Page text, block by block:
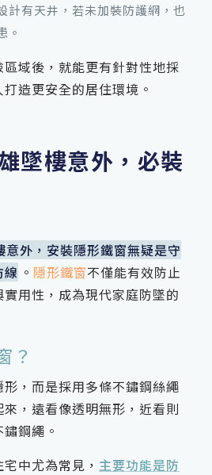
計有天井，若未加裝防護網，也
。
域後，就能更有針對性地採
造更安全的居住環境。
墜樓意外，必裝
外，安裝隱形鐵窗無疑是守
。 隱形鐵窗不僅能有效防止
用性，成為現代家庭防墜的
？
，而是採用多條不鏽鋼絲繩
，遠看像透明無形，近看則
鋼繩。
中尤為常見， 主要功能是防